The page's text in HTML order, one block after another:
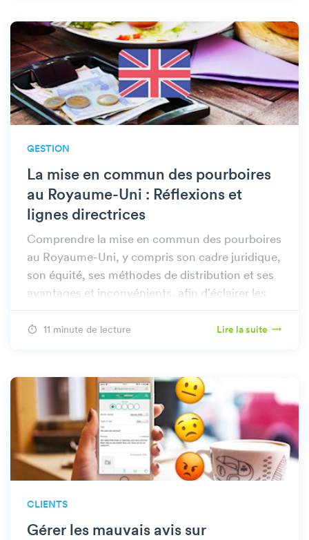
GESTION
La mise en commun des pourboires
au Royaume-Uni : Réflexions et
lignes directrices
Comprendre la mise en commun des pourboires
au Royaume-Uni, y compris son cadre juridique,
son équité, ses méthodes de distribution et ses
avantages et inconvénients, afin d'éclairer les
pratiques de votre restaurant.
11 minute de lecture Lire la suite
CLIENTS
Gérer les mauvais avis sur